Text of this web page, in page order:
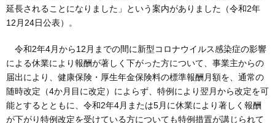
延長されることになりました」という案内がありました（令和2年
12月24日公表）。
令和2年4月から12月までの間に新型コロナウイルス感染症の影響
による休業により報酬が著しく下がった方について、事業主からの
届出により、健康保険・厚生年金保険料の標準報酬月額を、通常の
随時改定（4か月目に改定）によらず、特例により翌月から改定を可
能とするとともに、令和2年4月または5月に休業により著しく報酬
が下がり特例改定を受けている方についても特例措置が講じられて